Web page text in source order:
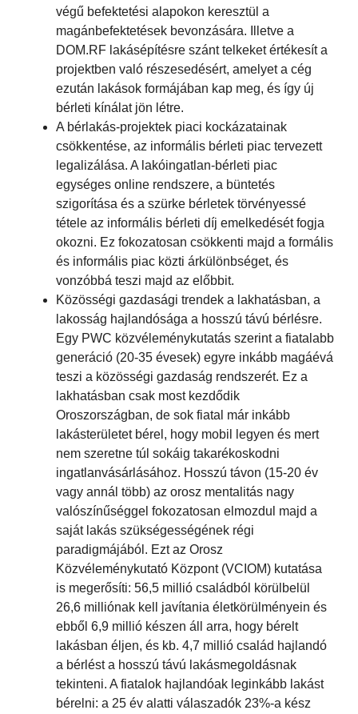
végű befektetési alapokon keresztül a
magánbefektetések bevonzására. Illetve a
DOM.RF lakásépítésre szánt telkeket értékesít a
projektben való részesedésért, amelyet a cég
ezután lakások formájában kap meg, és így új
bérleti kínálat jön létre.
A bérlakás-projektek piaci kockázatainak
csökkentése, az informális bérleti piac tervezett
legalizálása. A lakóingatlan-bérleti piac
egységes online rendszere, a büntetés
szigorítása és a szürke bérletek törvényessé
tétele az informális bérleti díj emelkedését fogja
okozni. Ez fokozatosan csökkenti majd a formális
és informális piac közti árkülönbséget, és
vonzóbbá teszi majd az előbbit.
Közösségi gazdasági trendek a lakhatásban, a
lakosság hajlandósága a hosszú távú bérlésre.
Egy PWC közvéleménykutatás szerint a fiatalabb
generáció (20-35 évesek) egyre inkább magáévá
teszi a közösségi gazdaság rendszerét. Ez a
lakhatásban csak most kezdődik
Oroszországban, de sok fiatal már inkább
lakásterületet bérel, hogy mobil legyen és mert
nem szeretne túl sokáig takarékoskodni
ingatlanvásárlásához. Hosszú távon (15-20 év
vagy annál több) az orosz mentalitás nagy
valószínűséggel fokozatosan elmozdul majd a
saját lakás szükségességének régi
paradigmájából. Ezt az Orosz
Közvéleménykutató Központ (VCIOM) kutatása
is megerősíti: 56,5 millió családból körülbelül
26,6 milliónak kell javítania életkörülményein és
ebből 6,9 millió készen áll arra, hogy bérelt
lakásban éljen, és kb. 4,7 millió család hajlandó
a bérlést a hosszú távú lakásmegoldásnak
tekinteni. A fiatalok hajlandóak leginkább lakást
bérelni: a 25 év alatti válaszadók 23%-a kész